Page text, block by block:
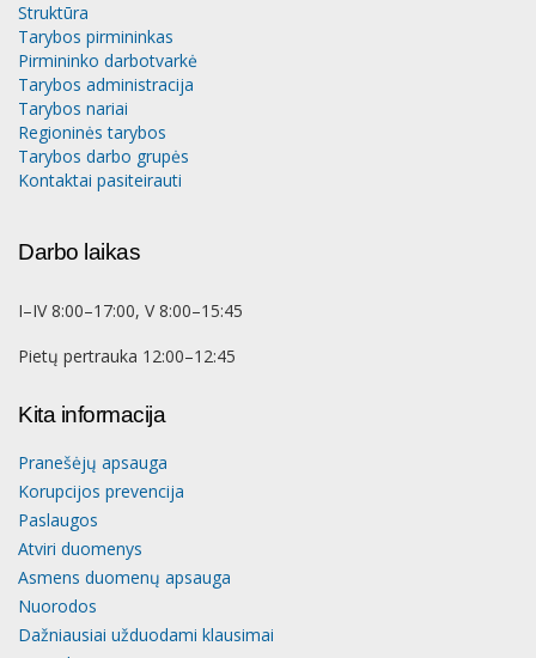
Struktūra
Tarybos pirmininkas
Pirmininko darbotvarkė
Tarybos administracija
Tarybos nariai
Regioninės tarybos
Tarybos darbo grupės
Kontaktai pasiteirauti
Darbo laikas
I–IV 8:00–17:00, V 8:00–15:45
Pietų pertrauka 12:00–12:45
Kita informacija
Pranešėjų apsauga
Korupcijos prevencija
Paslaugos
Atviri duomenys
Asmens duomenų apsauga
Nuorodos
Dažniausiai užduodami klausimai